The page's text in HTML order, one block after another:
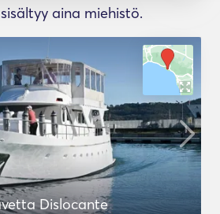
aina miehistö.
Dislocante